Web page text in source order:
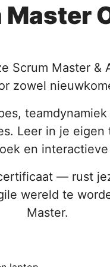
Master
Scrum Master
zowel
Leer in je
en
— rust
wereld te
Master.